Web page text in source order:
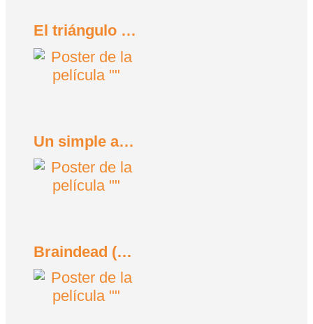
El triángulo de la tristeza (2022)
Un simple accidente (2025)
Braindead (Tu madre se ha comido a mi perro) (1992)